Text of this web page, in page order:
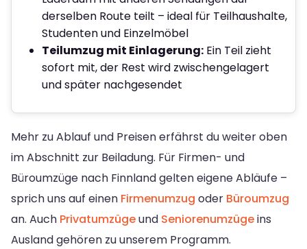
derselben Route teilt – ideal für Teilhaushalte,
Studenten und Einzelmöbel
Teilumzug mit Einlagerung: Ein Teil zieht
sofort mit, der Rest wird zwischengelagert
und später nachgesendet
Mehr zu Ablauf und Preisen erfährst du weiter oben
im Abschnitt zur Beiladung. Für Firmen- und
Büroumzüge nach Finnland gelten eigene Abläufe –
sprich uns auf einen Firmenumzug oder Büroumzug
an. Auch Privatumzügeund Seniorenumzügeins
Ausland gehören zu unserem Programm.